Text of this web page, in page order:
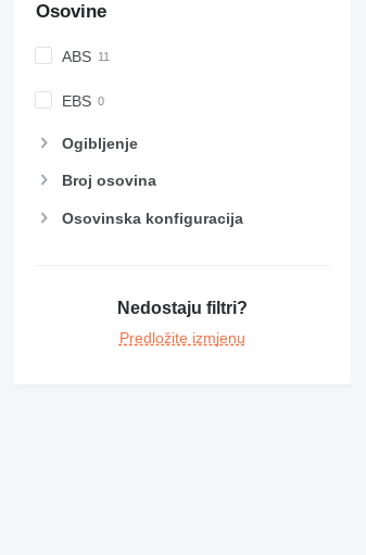
Osovine
ABS
EBS
Ogibljenje
Broj osovina
Osovinska konfiguracija
Nedostaju filtri?
Predložite izmjenu